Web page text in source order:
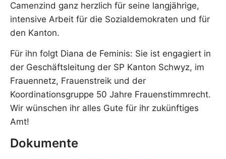
Camenzind ganz herzlich für seine langjährige,
intensive Arbeit für die Sozialdemokraten und für
den Kanton.
Für ihn folgt Diana de Feminis: Sie ist engagiert in
der Geschäftsleitung der SP Kanton Schwyz, im
Frauennetz, Frauenstreik und der
Koordinationsgruppe 50 Jahre Frauenstimmrecht.
Wir wünschen ihr alles Gute für ihr zukünftiges
Amt!
Dokumente